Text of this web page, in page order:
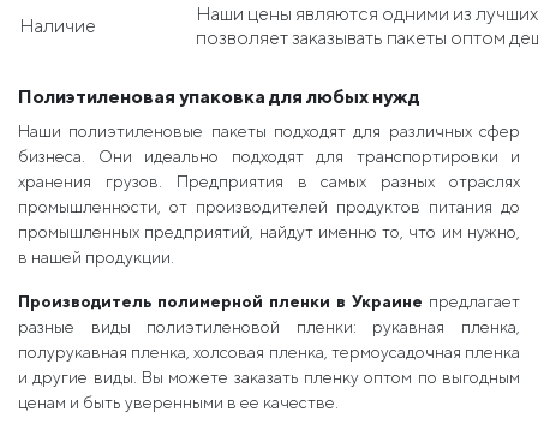
Наличие
Наши цены являются одними из
позволяет заказывать пакеты оптом
Полиэтиленовая упаковка для любых нужд
Наши полиэтиленовые пакеты подходят для различных сфер
бизнеса. Они идеально подходят для транспортировки и
хранения грузов. Предприятия в самых разных отраслях
промышленности, от производителей продуктов питания до
промышленных предприятий, найдут именно то, что им нужно,
в нашей продукции.
Производитель полимерной пленки в Украине предлагает
разные виды полиэтиленовой пленки: рукавная пленка,
полурукавная пленка, холсовая пленка, термоусадочная пленка
и другие виды. Вы можете заказать пленку оптом по выгодным
ценам и быть уверенными в ее качестве.